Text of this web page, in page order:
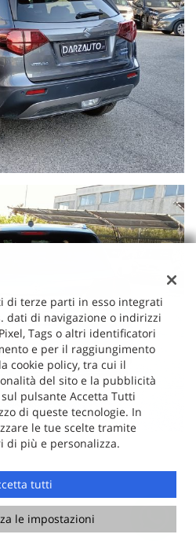
di terze parti in esso integrati
dati di navigazione o indirizzi
Tags o altri identificatori
e per il raggiungimento
cookie policy, tra cui il
del sito e la pubblicità
pulsante Accetta Tutti
di queste tecnologie. In
le tue scelte tramite
di più e personalizza.
tutti
le impostazioni